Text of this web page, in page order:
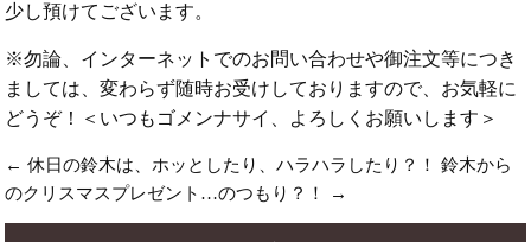
少し預けてございます。
※勿論、インターネットでのお問い合わせや御注文等につき
ましては、変わらず随時お受けしておりますので、お気軽に
どうぞ！＜いつもゴメンナサイ、よろしくお願いします＞
←休日の鈴木は、ホッとしたり、ハラハラしたり？！
鈴木から
のクリスマスプレゼント…のつもり？！
→